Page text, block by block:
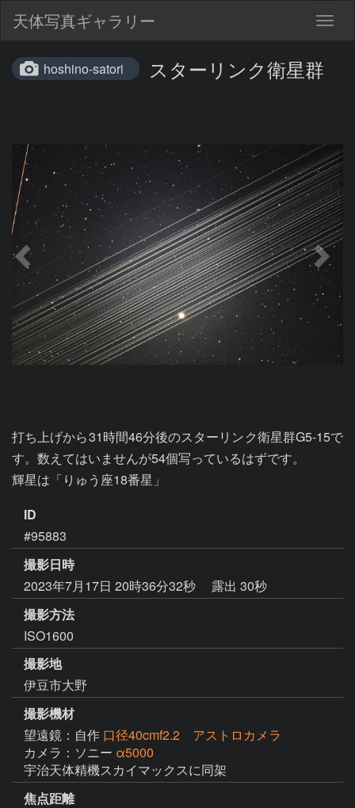
天体写真ギャラリー
hoshino-satori スターリンク衛星群
打ち上げから31時間46分後のスターリンク衛星群G5-15で
す。数えてはいませんが54個写っているはずです。
輝星は「りゅう座18番星」
ID
#95883
撮影日時
2023年7月17日 20時36分32秒
露出 30秒
撮影方法
ISO1600
撮影地
伊豆市大野
撮影機材
望遠鏡：自作 口径40cmf2.2 アストロカメラ
カメラ：ソニー α5000
宇治天体精機スカイマックスに同架
焦点距離